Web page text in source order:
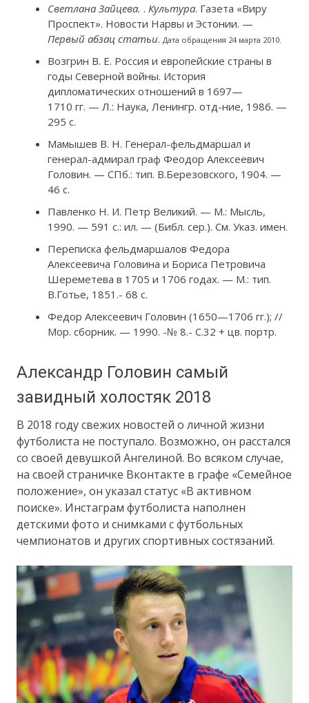
Светлана Зайцева. . Культура. Газета «Виру
Проспект». Новости Нарвы и Эстонии. —
Первый абзац статьи. Дата обращения 24 марта 2010.
Возгрин В. Е. Россия и европейские страны в
годы Северной войны. История
дипломатических отношений в 1697—
1710 гг. — Л.: Наука, Ленингр. отд-ние, 1986. —
295 с.
Мамышев В. Н. Генерал-фельдмаршал и
генерал-адмирал граф Феодор Алексеевич
Головин. — СПб.: тип. В.Березовского, 1904. —
46 с.
Павленко Н. И. Петр Великий. — М.: Мысль,
1990. — 591 с.: ил. — (Библ. сер.). См. Указ. имен.
Переписка фельдмаршалов Федора
Алексеевича Головина и Бориса Петровича
Шереметева в 1705 и 1706 годах. — М.: тип.
В.Готье, 1851.- 68 с.
Федор Алексеевич Головин (1650—1706 гг.); //
Мор. сборник. — 1990. -№ 8.- С.32 + цв. портр.
Александр Головин самый
завидный холостяк 2018
В 2018 году свежих новостей о личной жизни
футболиста не поступало. Возможно, он расстался
со своей девушкой Ангелиной. Во всяком случае,
на своей страничке Вконтакте в графе «Семейное
положение», он указал статус «В активном
поиске». Инстаграм футболиста наполнен
детскими фото и снимками с футбольных
чемпионатов и других спортивных состязаний.